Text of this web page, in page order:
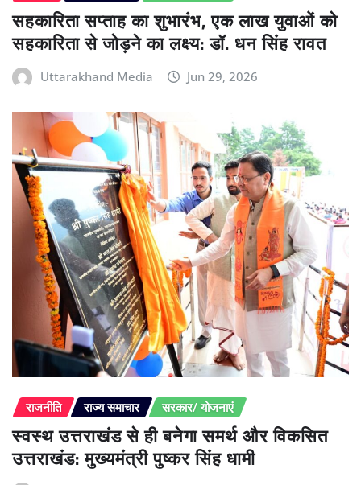
सहकारिता सप्ताह का शुभारंभ, एक लाख युवाओं को
सहकारिता से जोड़ने का लक्ष्य: डॉ. धन सिंह रावत
Uttarakhand Media Jun 29, 2026
राजनीति राज्य समाचार सरकार/ योजनाएं
स्वस्थ उत्तराखंड से ही बनेगा समर्थ और विकसित
उत्तराखंड: मुख्यमंत्री पुष्कर सिंह धामी